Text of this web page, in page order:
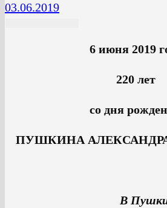
03.06.2019
6 июня 2019
220 лет
со дня
ПУШКИНА
В